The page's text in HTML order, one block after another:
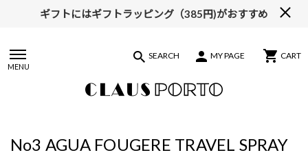
ギフトにはギフトラッピング（385円)がおすすめ
MENU
SEARCH MY PAGE CART
No3 AGUA FOUGERE TRAVEL SPRAY